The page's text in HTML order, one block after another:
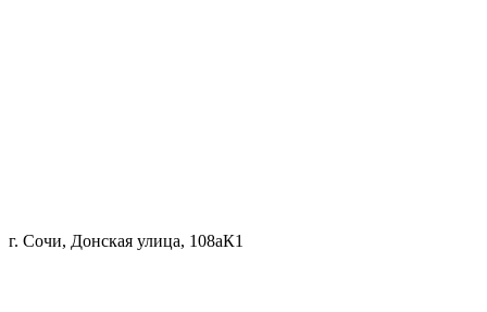
г. Сочи, Донская улица, 108аК1